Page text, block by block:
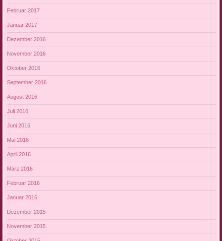
Februar 2017
Januar 2017
Dezember 2016
November 2016
Oktober 2016
September 2016
August 2016
Juli 2016
Juni 2016
Mai 2016
April 2016
März 2016
Februar 2016
Januar 2016
Dezember 2015
November 2015